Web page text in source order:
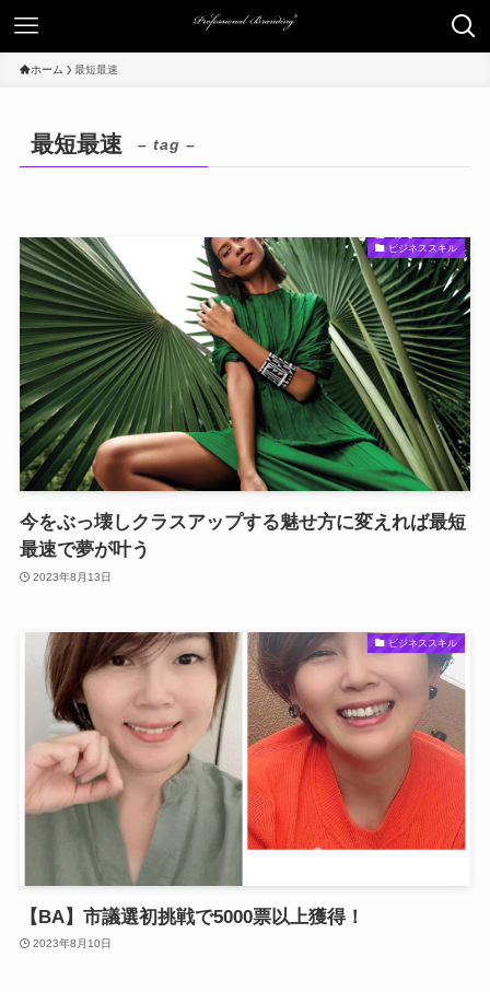
ホーム 最短最速
最短最速 – tag –
ビジネススキル
今をぶっ壊しクラスアップする魅せ方に変えれば最短
最速で夢が叶う
2023年8月13日
ビジネススキル
【BA】市議選初挑戦で5000票以上獲得！
2023年8月10日